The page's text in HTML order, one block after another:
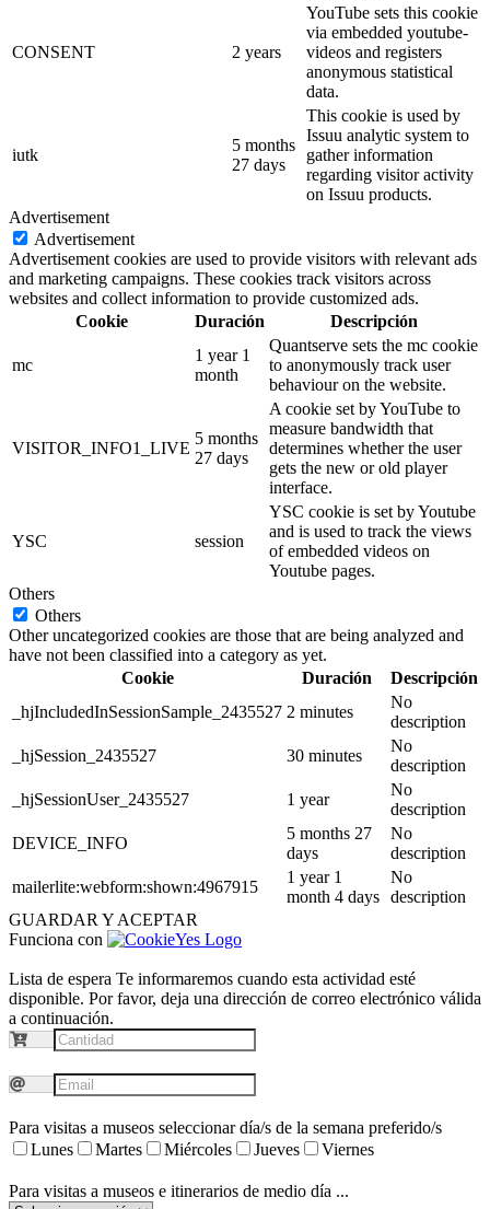
CONSENT 2 years
YouTube sets this cookie
via embedded youtube-
videos and registers
anonymous statistical
data.
iutk
5 months
27 days
This cookie is used by
Issuu analytic system to
gather information
regarding visitor activity
on Issuu products.
Advertisement
Advertisement
Advertisement cookies are used to provide visitors with relevant ads
and marketing campaigns. These cookies track visitors across
websites and collect information to provide customized ads.
Cookie
Duración Descripción
mc
1 year 1
month
Quantserve sets the mc cookie
to anonymously track user
behaviour on the website.
VISITOR_INFO1_LIVE
5 months
27 days
A cookie set by YouTube to
measure bandwidth that
determines whether the user
gets the new or old player
interface.
YSC session
YSC cookie is set by Youtube
and is used to track the views
of embedded videos on
Youtube pages.
Others
Others
Other uncategorized cookies are those that are being analyzed and
have not been classified into a category as yet.
Cookie
Duración
Descripción
_hjIncludedInSessionSample_2435527 2 minutes
No
description
_hjSession_2435527
30 minutes
No
description
_hjSessionUser_2435527
1 year
No
description
DEVICE_INFO
5 months 27
days
No
description
mailerlite:webform:shown:4967915
1 year 1
month 4 days
No
description
GUARDAR Y ACEPTAR
Funciona con
Lista de espera Te informaremos cuando esta actividad esté
disponible. Por favor, deja una dirección de correo electrónico válida
a continuación.
Para visitas a museos seleccionar día/s de la semana preferido/s
Lunes
Martes Miércoles Jueves Viernes
Para visitas a museos e itinerarios de medio día ...